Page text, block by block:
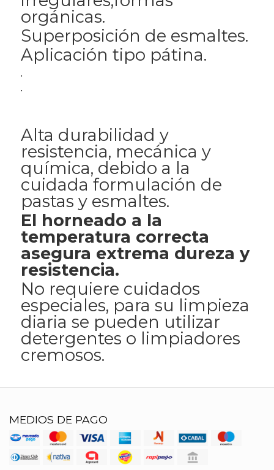
orgánicas.
Superposición de esmaltes.
Aplicación tipo pátina.
.
.
Alta durabilidad y
resistencia, mecánica y
química, debido a la
cuidada formulación de
pastas y esmaltes.
El horneado a la
temperatura correcta
asegura extrema dureza y
resistencia.
No requiere cuidados
especiales, para su limpieza
diaria se pueden utilizar
detergentes o limpiadores
cremosos.
MEDIOS DE PAGO